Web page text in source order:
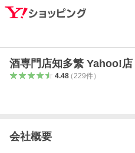
酒専門店知多繁 Yahoo!店
4.48（ 229件）
会社概要